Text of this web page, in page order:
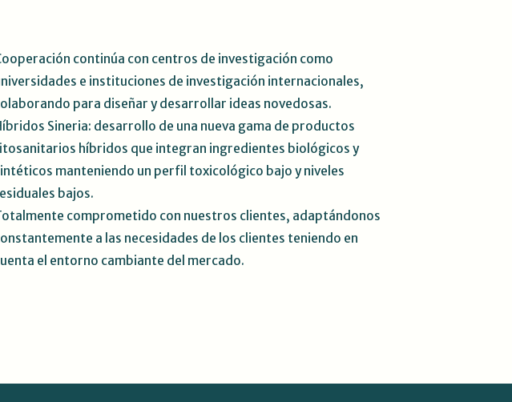
continúa con centros de investigación como
e instituciones de investigación internacionales,
para diseñar y desarrollar ideas novedosas.
Sineria: desarrollo de una nueva gama de productos
híbridos que integran ingredientes biológicos y
manteniendo un perfil toxicológico bajo y niveles
bajos.
comprometido con nuestros clientes, adaptándonos
a las necesidades de los clientes teniendo en
el entorno cambiante del mercado.